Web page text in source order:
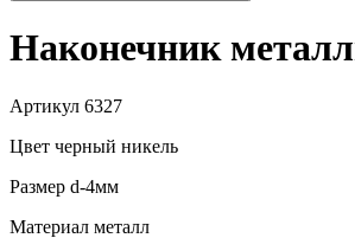
Наконечник
Артикул 6327
Цвет черный никель
Размер d-4мм
Материал металл